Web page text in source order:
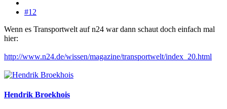
#12
Wenn es Transportwelt auf n24 war dann schaut doch einfach mal
hier:
http://www.n24.de/wissen/magazine/transportwelt/index_20.html
Hendrik Broekhois